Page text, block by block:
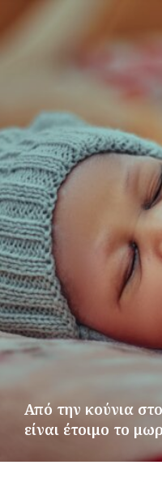
Από την κούνια
είναι έτοιμο το